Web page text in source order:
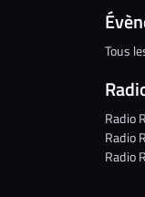
Tous
Radio
Radio
Radio